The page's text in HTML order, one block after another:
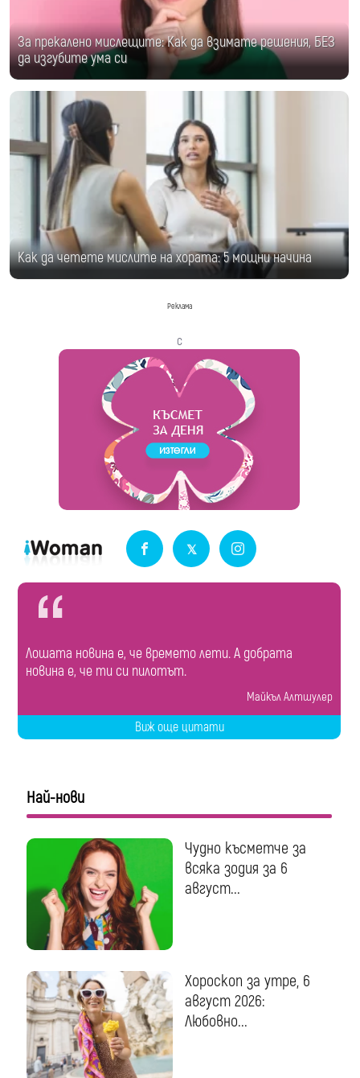
За прекалено мислещите: Как да взимате решения, БЕЗ
да изгубите ума си
Как да четете мислите на хората: 5 мощни начина
Реклама
с
Лошата новина е, че времето лети. А добрата
новина е, че ти си пилотът.
Майкъл Алтшулер
Виж още цитати
Най-нови
Чудно късметче за
всяка зодия за 6
август...
Хороскоп за утре, 6
август 2026:
Любовно...